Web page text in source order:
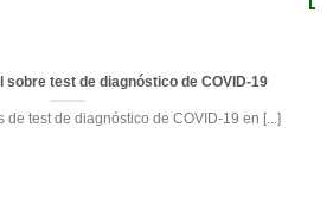
sobre test de diagnóstico de COVID-19
de test de diagnóstico de COVID-19 en [...]